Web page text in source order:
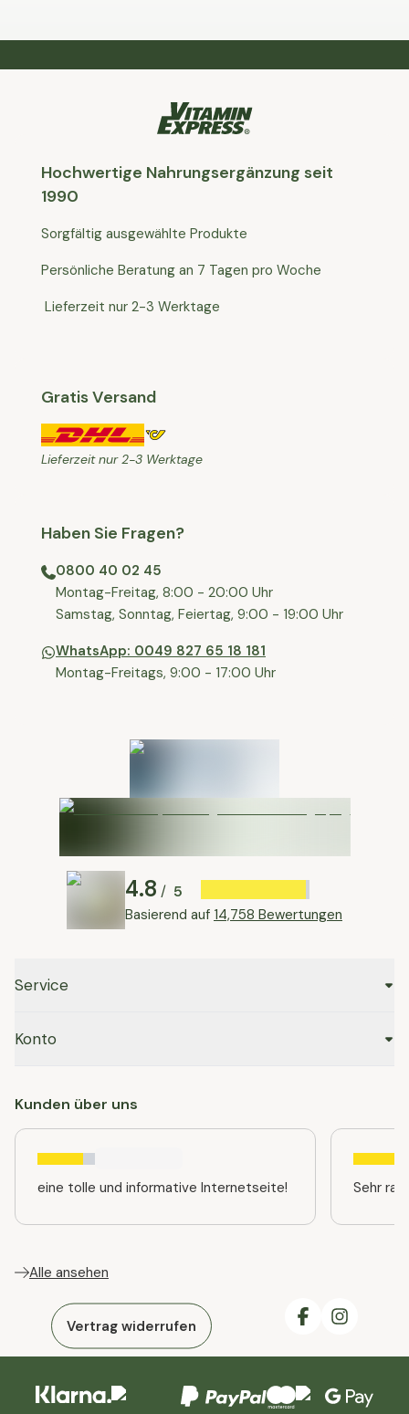
Hochwertige Nahrungsergänzung seit
1990
Sorgfältig ausgewählte Produkte
Persönliche Beratung an 7 Tagen pro Woche
Lieferzeit nur 2-3 Werktage
Gratis Versand
Lieferzeit nur 2-3 Werktage
Haben Sie Fragen?
0800 40 02 45
⁠Montag-Freitag, 8:00 - 20:00 Uhr
⁠Samstag, Sonntag, Feiertag, 9:00 - 19:00 Uhr
WhatsApp: 0049 827 65 18 181
Montag-Freitags, 9:00 - 17:00 Uhr
4.8 / 5
Basierend auf 14,758 Bewertungen
Service
Konto
Kunden über uns
eine tolle und informative Internetseite! Sehr
Alle ansehen
Vertrag widerrufen